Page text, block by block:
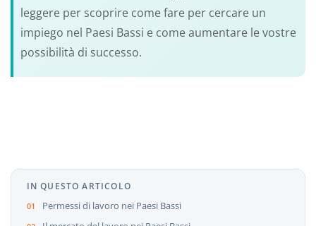
leggere per scoprire come fare per cercare un
impiego nel Paesi Bassi e come aumentare le vostre
possibilità di successo.
IN QUESTO ARTICOLO
Permessi di lavoro nei Paesi Bassi